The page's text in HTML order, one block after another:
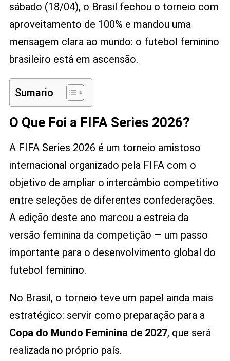
sábado (18/04), o Brasil fechou o torneio com
aproveitamento de 100% e mandou uma
mensagem clara ao mundo: o futebol feminino
brasileiro está em ascensão.
Sumario
O Que Foi a FIFA Series 2026?
A FIFA Series 2026 é um torneio amistoso
internacional organizado pela FIFA com o
objetivo de ampliar o intercâmbio competitivo
entre seleções de diferentes confederações.
A edição deste ano marcou a estreia da
versão feminina da competição — um passo
importante para o desenvolvimento global do
futebol feminino.
No Brasil, o torneio teve um papel ainda mais
estratégico: servir como preparação para a
Copa do Mundo Feminina de 2027, que será
realizada no próprio país.